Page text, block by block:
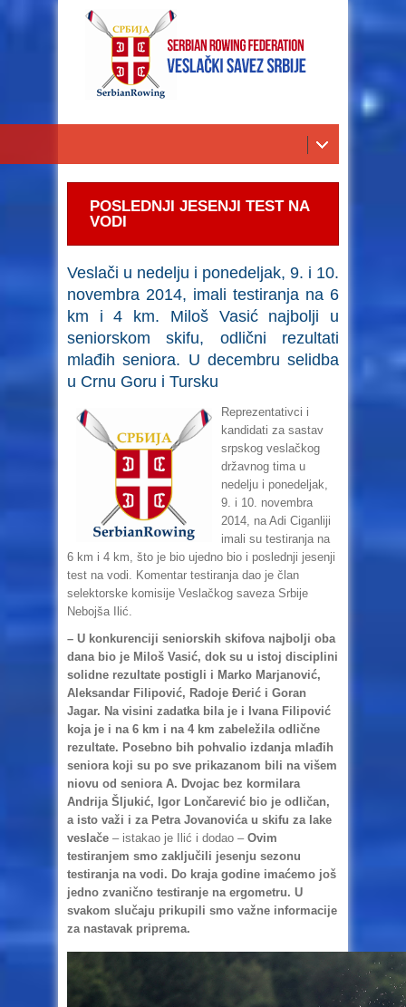
POSLEDNJI JESENJI TEST NA
VODI
Veslači u nedelju i ponedeljak, 9. i 10.
novembra 2014, imali testiranja na 6
km i 4 km. Miloš Vasić najbolji u
seniorskom skifu, odlični rezultati
mlađih seniora. U decembru selidba
u Crnu Goru i Tursku
Reprezentativci i
kandidati za sastav
srpskog veslačkog
državnog tima u
nedelju i ponedeljak,
9. i 10. novembra
2014, na Adi Ciganliji
imali su testiranja na
6 km i 4 km, što je bio ujedno bio i poslednji jesenji
test na vodi. Komentar testiranja dao je član
selektorske komisije Veslačkog saveza Srbije
Nebojša Ilić.
– U konkurenciji seniorskih skifova najbolji oba
dana bio je Miloš Vasić, dok su u istoj disciplini
solidne rezultate postigli i Marko Marjanović,
Aleksandar Filipović, Radoje Đerić i Goran
Jagar. Na visini zadatka bila je i Ivana Filipović
koja je i na 6 km i na 4 km zabeležila odlične
rezultate. Posebno bih pohvalio izdanja mlađih
seniora koji su po sve prikazanom bili na višem
niovu od seniora A. Dvojac bez kormilara
Andrija Šljukić, Igor Lončarević bio je odličan,
a isto važi i za Petra Jovanovića u skifu za lake
veslače – istakao je Ilić i dodao – Ovim
testiranjem smo zaključili jesenju sezonu
testiranja na vodi. Do kraja godine imaćemo još
jedno zvanično testiranje na ergometru. U
svakom slučaju prikupili smo važne informacije
za nastavak priprema.